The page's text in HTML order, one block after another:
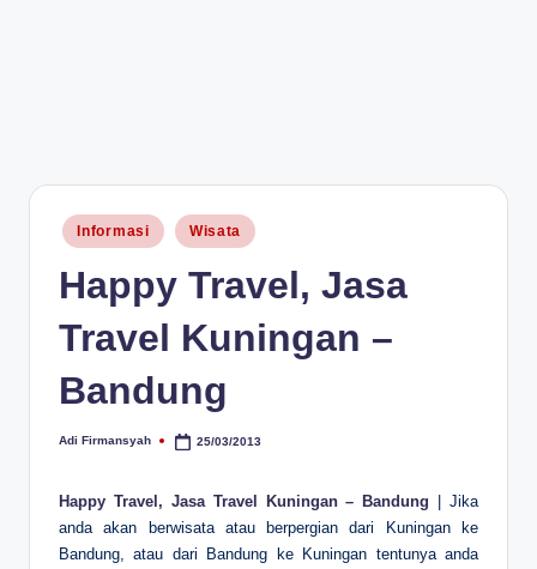
Posted
in
Informasi Wisata
Happy Travel, Jasa
Travel Kuningan –
Bandung
Posted
Adi Firmansyah 25/03/2013
Happy Travel, Jasa Travel Kuningan – Bandung | Jika
anda akan berwisata atau berpergian dari Kuningan ke
Bandung, atau dari Bandung ke Kuningan tentunya anda